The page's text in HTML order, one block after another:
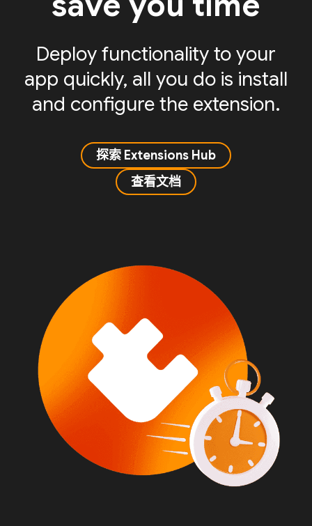
Deploy functionality to your
app quickly, all you do is install
and configure the extension.
探索 Extensions Hub
查看文档